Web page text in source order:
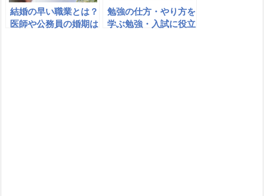
結婚の早い職業とは？
医師や公務員の婚期は
勉強の仕方・やり方を
学ぶ勉強・入試に役立